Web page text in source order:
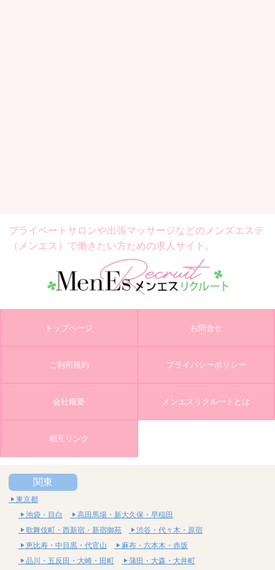
プライベートサロンや出張マッサージなどの メンズエステ
（メンエス）で働きたい方ための求人サイト。
トップページ お問合せ
ご利用規約 プライバシーポリシー
会社概要 メンエスリクルートとは
相互リンク
関東
東京都
池袋・目白
高田馬場・新大久保・早稲田
歌舞伎町・西新宿・新宿御苑
渋谷・代々木・原宿
恵比寿・中目黒・代官山
麻布・六本木・赤坂
品川・五反田・大崎・田町
蒲田・大森・大井町